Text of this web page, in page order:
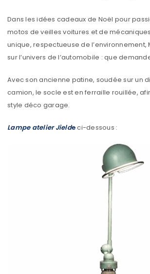
Dans les idées cadeaux de Noël pour
motos de veilles voitures et de
unique, respectueuse de l’environnement,
sur l’univers de l’automobile : que
Avec son ancienne patine, soudée sur un
camion, le socle est en ferraille rouillée,
style déco garage.
Lampe atelier Jieldeci-dessous :